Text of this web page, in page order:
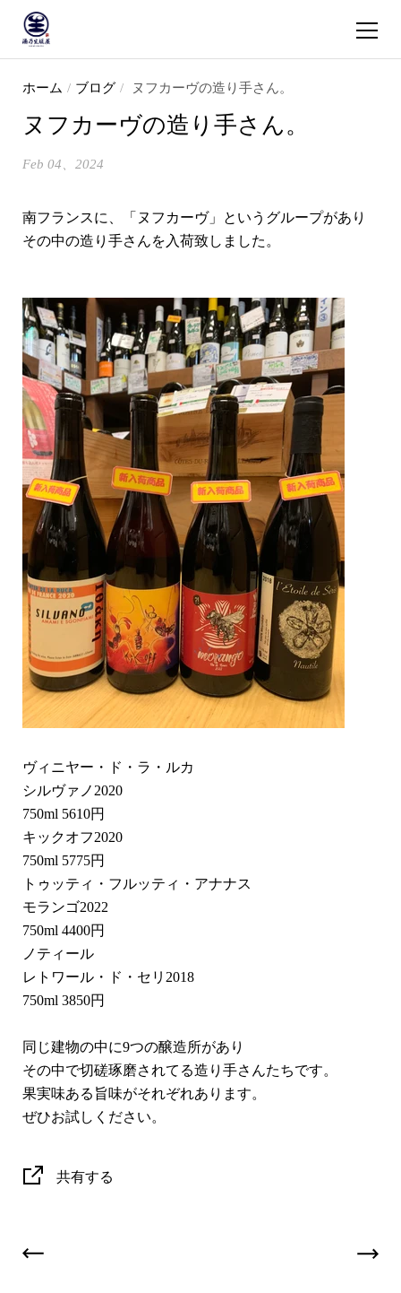
ショッピ
ホーム / ブログ / ヌフカーヴの造り手さん。
ヌフカーヴの造り手さん。
Feb 04、2024
南フランスに、「ヌフカーヴ」というグループがあり
その中の造り手さんを入荷致しました。
ヴィニヤー・ド・ラ・ルカ
シルヴァノ2020
750ml 5610円
キックオフ2020
750ml 5775円
トゥッティ・フルッティ・アナナス
モランゴ2022
750ml 4400円
ノティール
レトワール・ド・セリ2018
750ml 3850円
同じ建物の中に9つの醸造所があり
その中で切磋琢磨されてる造り手さんたちです。
果実味ある旨味がそれぞれあります。
ぜひお試しください。
共有する